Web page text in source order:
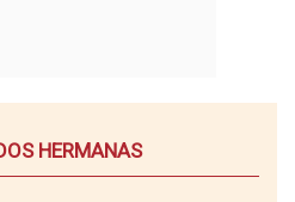
HERMANAS